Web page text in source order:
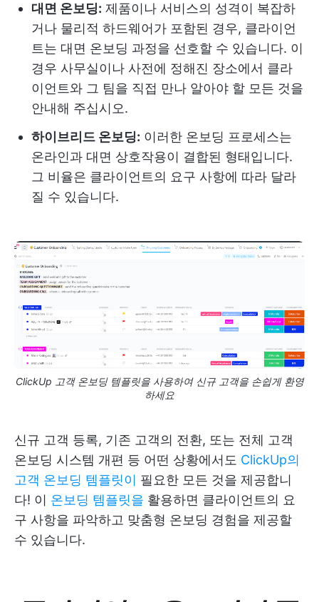
대면 온보딩: 제품이나 서비스의 성격이 복잡하
거나 물리적 하드웨어가 포함된 경우, 클라이언
트는 대면 온보딩 과정을 선호할 수 있습니다. 이
경우 사무실이나 사전에 정해진 장소에서 클라
이언트와 그 팀을 직접 만나 알아야 할 모든 것을
안내해 주십시오.
하이브리드 온보딩: 이러한 온보딩 프로세스는
온라인과 대면 상호작용이 결합된 형태입니다.
그 비율은 클라이언트의 요구 사항에 따라 달라
질 수 있습니다.
ClickUp 고객 온보딩 템플릿을 사용하여 신규 고객을 손쉽게 환영
하세요
신규 고객 등록, 기존 고객의 전환, 또는 전체 고객
온보딩 시스템 개편 등 어떤 상황에서도 ClickUp의
고객 온보딩 템플릿이 필요한 모든 것을 제공합니
다! 이 온보딩 템플릿을 활용하면 클라이언트의 요
구 사항을 파악하고 맞춤형 온보딩 경험을 제공할
수 있습니다.